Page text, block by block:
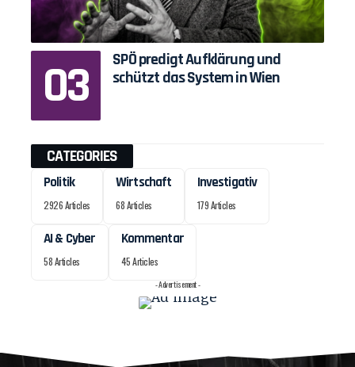
SPÖ predigt Aufklärung und
schützt das System in Wien
CATEGORIES
Politik
2926 Articles
Wirtschaft
68 Articles
Investigativ
179 Articles
AI & Cyber
58 Articles
Kommentar
45 Articles
- Advertisement -